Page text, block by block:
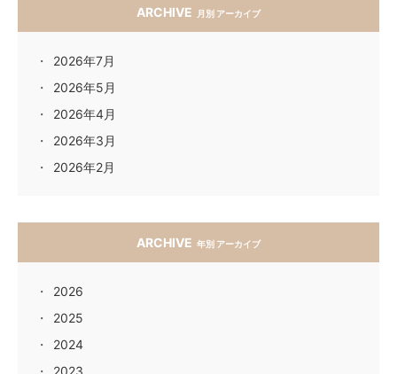
ARCHIVE 月別 アーカイブ
2026年7月
2026年5月
2026年4月
2026年3月
2026年2月
ARCHIVE 年別 アーカイブ
2026
2025
2024